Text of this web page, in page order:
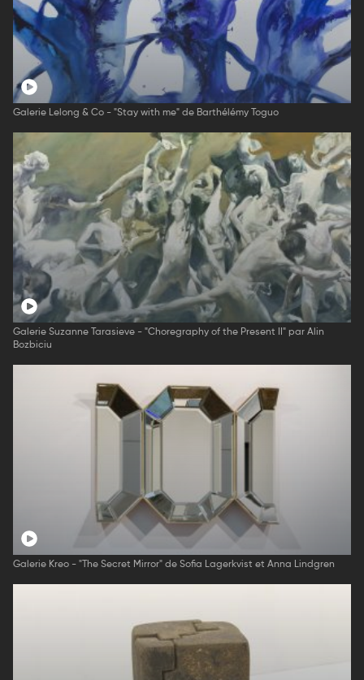
Galerie Lelong & Co - "Stay with me" de Barthélémy Toguo
Galerie Suzanne Tarasieve - "Choregraphy of the Present II" par Alin
Bozbiciu
Galerie Kreo - "The Secret Mirror" de Sofia Lagerkvist et Anna Lindgren